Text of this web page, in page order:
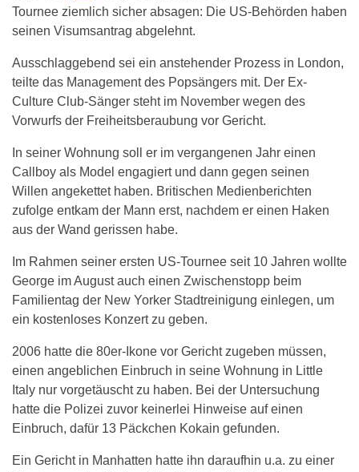
Tournee ziemlich sicher absagen: Die US-Behörden haben
seinen Visumsantrag abgelehnt.
Ausschlaggebend sei ein anstehender Prozess in London,
teilte das Management des Popsängers mit. Der Ex-
Culture Club-Sänger steht im November wegen des
Vorwurfs der Freiheitsberaubung vor Gericht.
In seiner Wohnung soll er im vergangenen Jahr einen
Callboy als Model engagiert und dann gegen seinen
Willen angekettet haben. Britischen Medienberichten
zufolge entkam der Mann erst, nachdem er einen Haken
aus der Wand gerissen habe.
Im Rahmen seiner ersten US-Tournee seit 10 Jahren wollte
George im August auch einen Zwischenstopp beim
Familientag der New Yorker Stadtreinigung einlegen, um
ein kostenloses Konzert zu geben.
2006 hatte die 80er-Ikone vor Gericht zugeben müssen,
einen angeblichen Einbruch in seine Wohnung in Little
Italy nur vorgetäuscht zu haben. Bei der Untersuchung
hatte die Polizei zuvor keinerlei Hinweise auf einen
Einbruch, dafür 13 Päckchen Kokain gefunden.
Ein Gericht in Manhatten hatte ihn daraufhin u.a. zu einer